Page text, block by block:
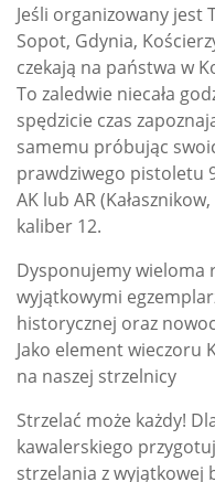
Jeśli organizowany jest
Sopot, Gdynia,
czekają na państwa w
To zaledwie niecała
spędzicie czas
samemu próbując
prawdziwego pistoletu
AK lub AR
kaliber 12.
Dysponujemy wieloma
wyjątkowymi
historycznej oraz
Jako element wieczoru
na naszej strzelnicy
Strzelać może każdy!
kawalerskiego
strzelania z